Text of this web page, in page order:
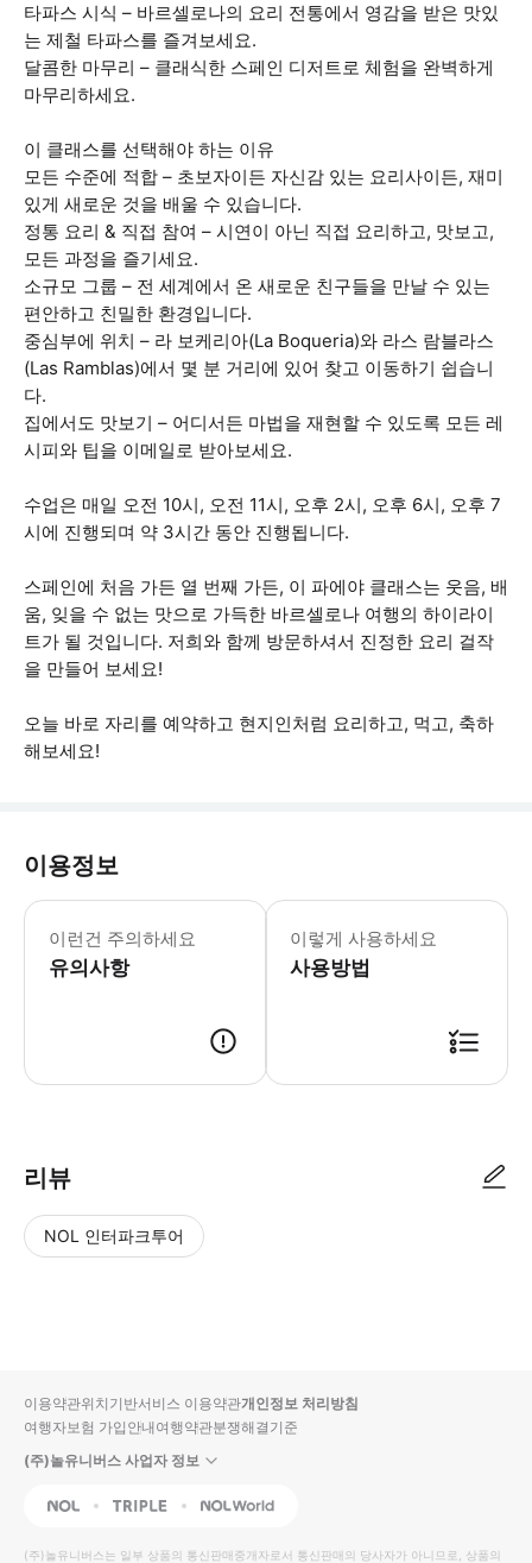
타파스 시식 – 바르셀로나의 요리 전통에서 영감을 받은 맛있
는 제철 타파스를 즐겨보세요.
달콤한 마무리 – 클래식한 스페인 디저트로 체험을 완벽하게
마무리하세요.
이 클래스를 선택해야 하는 이유
모든 수준에 적합 – 초보자이든 자신감 있는 요리사이든, 재미
있게 새로운 것을 배울 수 있습니다.
정통 요리 & 직접 참여 – 시연이 아닌 직접 요리하고, 맛보고,
모든 과정을 즐기세요.
소규모 그룹 – 전 세계에서 온 새로운 친구들을 만날 수 있는
편안하고 친밀한 환경입니다.
중심부에 위치 – 라 보케리아(La Boqueria)와 라스 람블라스
(Las Ramblas)에서 몇 분 거리에 있어 찾고 이동하기 쉽습니
다.
집에서도 맛보기 – 어디서든 마법을 재현할 수 있도록 모든 레
시피와 팁을 이메일로 받아보세요.
수업은 매일 오전 10시, 오전 11시, 오후 2시, 오후 6시, 오후 7
시에 진행되며 약 3시간 동안 진행됩니다.
스페인에 처음 가든 열 번째 가든, 이 파에야 클래스는 웃음, 배
움, 잊을 수 없는 맛으로 가득한 바르셀로나 여행의 하이라이
트가 될 것입니다. 저희와 함께 방문하셔서 진정한 요리 걸작
을 만들어 보세요!
오늘 바로 자리를 예약하고 현지인처럼 요리하고, 먹고, 축하
해보세요!
이용정보
이런건 주의하세요
유의사항
** 라 보케리아 시장 방문은 쿠킹 클
이렇게 사용하세요
사용방법
리뷰
NOL 인터파크투어
입니
다.
높
동
순
상
이용약관위치기반서비스 이용약관개인정보 처리방침
여행자보험 가입안내여행약관분쟁해결기준
(주)놀유니버스 사업자 정보
NOL Triple Interpark Global
(주)놀유니버스는 일부 상품의 통신판매중개자로서 통신판매의 당사자가 아니므로, 상품의